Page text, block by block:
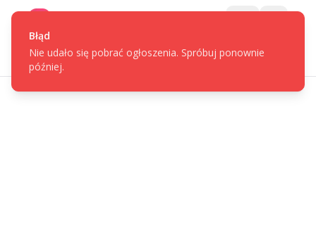
Błąd
Nie udało się pobrać ogłoszenia. Spróbuj ponownie
później.